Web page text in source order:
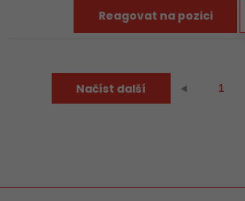
Reagovat na pozici
Načíst další ⯇ 1